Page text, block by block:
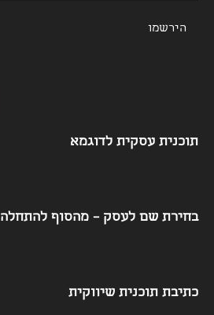
תוכנית עסקית לדוגמא
בחירת שם לעסק – מהסוף להתחלה
כתיבת תוכנית שיווקית